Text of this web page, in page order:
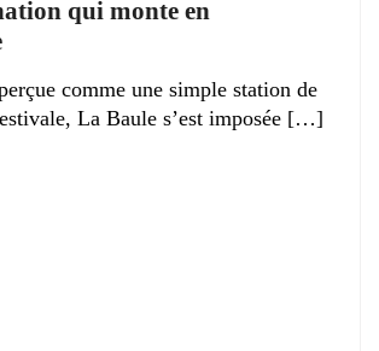
qui monte en
comme une simple station de
La Baule s’est imposée